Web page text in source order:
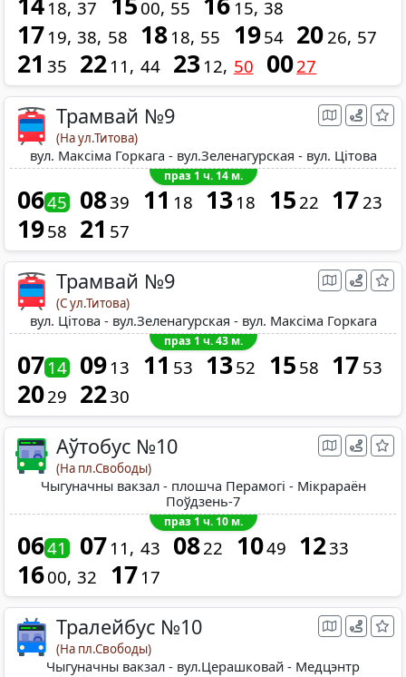
18 37 00 55 15 38
17 19 38 58 18 18 55 1954 20 26 57
21 35 22 11 44 23 12 50 0027
Трамвай №9
(На ул.Титова)
вул. Максіма Горкага - вул.Зеленагурская - вул. Цітова
праз 1 ч. 14 м.
0645 0839 11 18 13 18 15 22 17 23
1958 21 57
Трамвай №9
(С ул.Титова)
вул. Цітова - вул.Зеленагурская - вул. Максіма Горкага
праз 1 ч. 43 м.
0714 09 13 11 53 1352 15 58 17 53
2029 2230
Аўтобус №10
(На пл.Свободы)
Чыгуначны вакзал - плошча Перамогі - Мікрараён
Поўдзень-7
праз 1 ч. 10 м.
0641 07 11 43 0822 1049 1233
1600 32 17 17
Тралейбус №10
(На пл.Свободы)
Чыгуначны вакзал - вул.Церашковай - Медцэнтр